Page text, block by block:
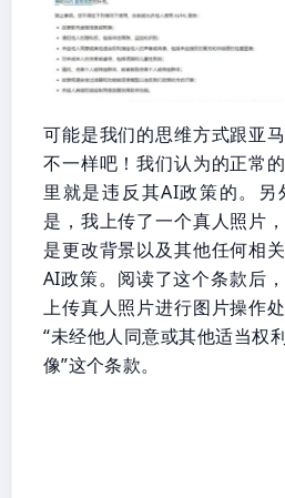
可能是我们的思维方式跟亚
不一样吧！我们认为的正常
里就是违反其AI政策的。
是，我上传了一个真人照片
是更改背景以及其他任何相
AI政策。阅读了这个条款后
上传真人照片进行图片操作
“未经他人同意或其他适当权
像”这个条款。